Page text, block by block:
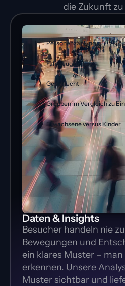
die Zukunft
Personenzählung
Fahrzeugzählung
Geschlecht
Gruppen im Vergleich zu
Erwachsene versus Kinder
Daten & Insights
Besucher handeln nie
Bewegungen und
ein klares Muster –
erkennen. Unsere
Muster sichtbar und